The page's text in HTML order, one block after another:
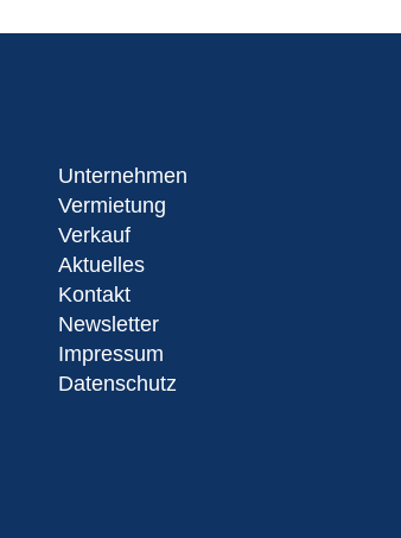
Unternehmen
Vermietung
Verkauf
Aktuelles
Kontakt
Newsletter
Impressum
Datenschutz